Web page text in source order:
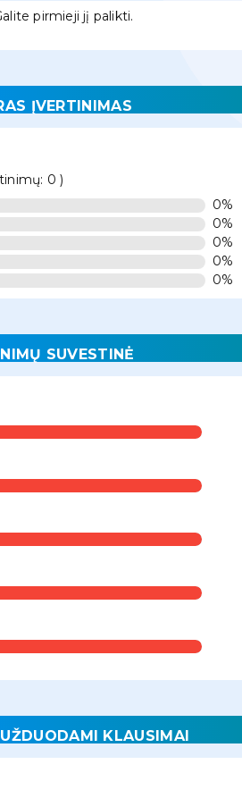
pirmieji jį palikti.
ĮVERTINIMAS
0 )
0%
0%
0%
0%
0%
SUVESTINĖ
KLAUSIMAI